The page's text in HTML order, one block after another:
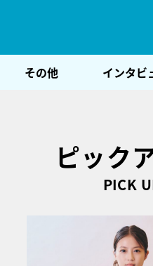
その他 インタビ
ピック
PICK